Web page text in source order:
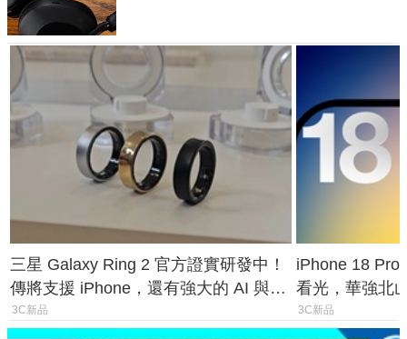
三星 Galaxy Ring 2 官方證實研發中！
傳將支援 iPhone，還有強大的 AI 與智
慧家電連動功能
3C新品
iPhone 18 Pro
看光，華強北
山寨機無法復
3C新品